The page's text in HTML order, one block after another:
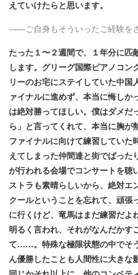
えていけたらと思います。
――ご自身もそういったご経験を
たった１〜２週間で、１年分に匹
します。グリーグ国際ピアノコン
リーのお宅にステイしていた中国
ァイナルに進めず、本当に悔し
は絶対勝ってほしい。僕はダメだ
ら」と言ってくれて、本当に胸が
ファイナルに向けて練習していた
えてしまった仲間達と街でばった
が行われる会場でコンサートを聴
ストラも素晴らしいから、絶対エ
クールということを忘れて、頑張
に行くけど、竜馬はまだ練習だよ
明るく言われ、それがなんだかす
て……。特殊な極限状態の中でそ
ん優勝したことも人間性に大きな